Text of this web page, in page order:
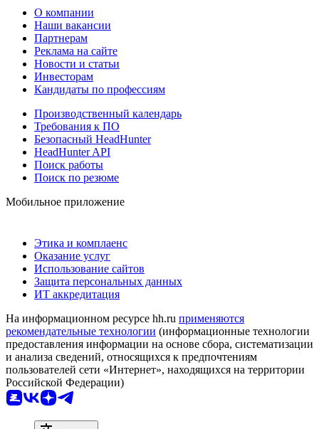
О компании
Наши вакансии
Партнерам
Реклама на сайте
Новости и статьи
Инвесторам
Кандидаты по профессиям
Производственный календарь
Требования к ПО
Безопасный HeadHunter
HeadHunter API
Поиск работы
Поиск по резюме
Мобильное приложение
Этика и комплаенс
Оказание услуг
Использование сайтов
Защита персональных данных
ИТ аккредитация
На информационном ресурсе hh.ru применяются
рекомендательные технологии (информационные технологии
предоставления информации на основе сбора, систематизации
и анализа сведений, относящихся к предпочтениям
пользователей сети «Интернет», находящихся на территории
Российской Федерации)